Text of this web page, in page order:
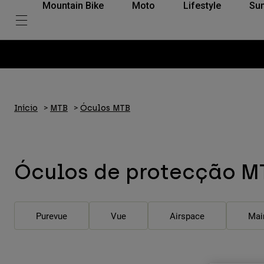
Mountain Bike Moto Lifestyle
Início MTB Óculos MTB
Óculos de protecção
Purevue Vue Airspace